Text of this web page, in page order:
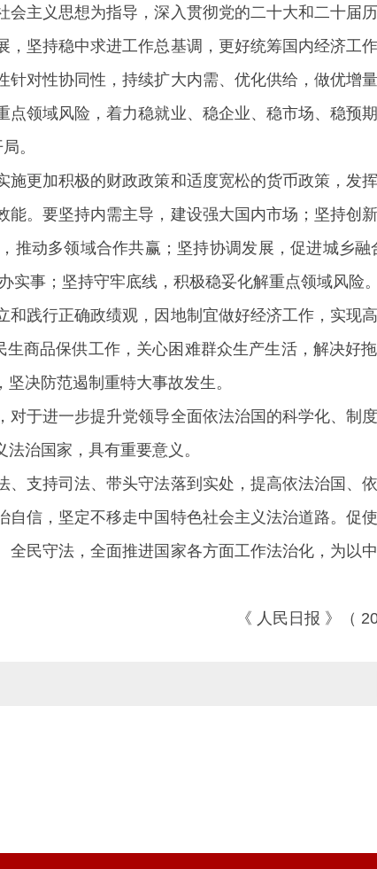
主义思想为指导，深入贯彻党的二十大和二十届
坚持稳中求进工作总基调，更好统筹国内经济工
对性协同性，持续扩大内需、优化供给，做优增
领域风险，着力稳就业、稳企业、稳市场、稳预
。
更加积极的财政政策和适度宽松的货币政策，发
。要坚持内需主导，建设强大国内市场；坚持创
动多领域合作共赢；坚持协调发展，促进城乡融
事；坚持守牢底线，积极稳妥化解重点领域风险。
践行正确政绩观，因地制宜做好经济工作，实现
商品保供工作，关心困难群众生产生活，解决好
决防范遏制重特大事故发生。
于进一步提升党领导全面依法治国的科学化、制
治国家，具有重要意义。
支持司法、带头守法落到实处，提高依法治国、
信，坚定不移走中国特色社会主义法治道路。促
民守法，全面推进国家各方面工作法治化，为以
《 人民日报 》（